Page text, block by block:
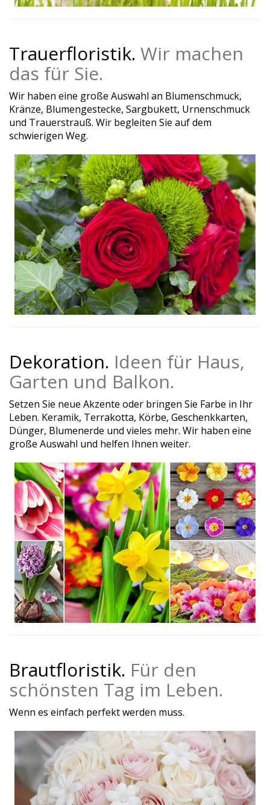
Trauerfloristik. Wir machen
das für Sie.
Wir haben eine große Auswahl an Blumenschmuck,
Kränze, Blumengestecke, Sargbukett, Urnenschmuck
und Trauerstrauß. Wir begleiten Sie auf dem
schwierigen Weg.
Dekoration. Ideen für Haus,
Garten und Balkon.
Setzen Sie neue Akzente oder bringen Sie Farbe in Ihr
Leben. Keramik, Terrakotta, Körbe, Geschenkkarten,
Dünger, Blumenerde und vieles mehr. Wir haben eine
große Auswahl und helfen Ihnen weiter.
Brautfloristik. Für den
schönsten Tag im Leben.
Wenn es einfach perfekt werden muss.